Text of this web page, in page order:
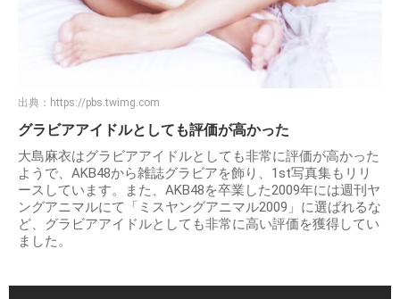
出典： https://pbs.twimg.com
グラビアアイドルとしても評価が高かった
大島麻衣はグラビアアイドルとしても非常に評価が高かった
ようで、AKB48から雑誌グラビアを飾り、1st写真集もリリ
ースしています。また、AKB48を卒業した2009年には週刊ヤ
ングアニマルにて「ミスヤングアニマル2009」に選ばれるな
ど、グラビアアイドルとしても非常に高い評価を獲得してい
ました。